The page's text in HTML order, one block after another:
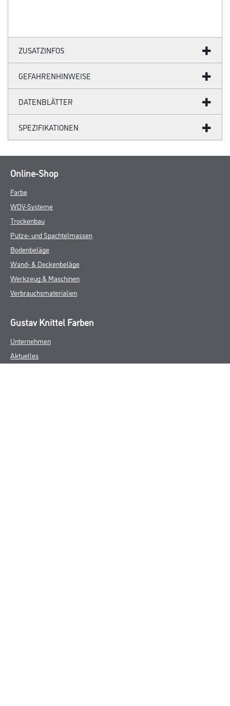
ZUSATZINFOS
GEFAHRENHINWEISE
DATENBLÄTTER
SPEZIFIKATIONEN
Online-Shop
Farbe
WDV-Systeme
Trockenbau
Putze- und Spachtelmassen
Bodenbeläge
Wand- & Deckenbeläge
Werkzeug & Maschinen
Verbrauchsmaterialien
Gustav Knittel Farben
Unternehmen
Aktuelles